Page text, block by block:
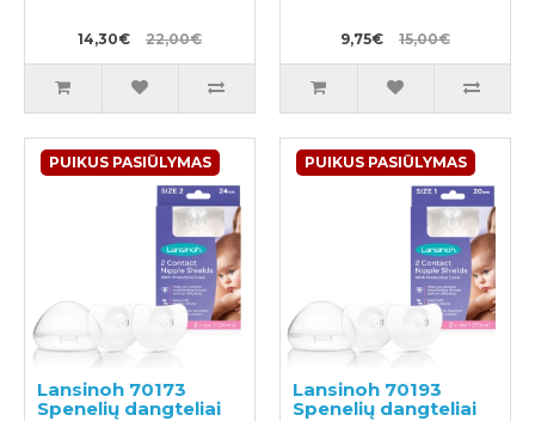
14,30€ 22,00€ 9,75€ 15,00€
PUIKUS PASIŪLYMAS
Lansinoh 70173
Spenelių dangteliai
PUIKUS PASIŪLYMAS
Lansinoh 70193
Spenelių dangteliai